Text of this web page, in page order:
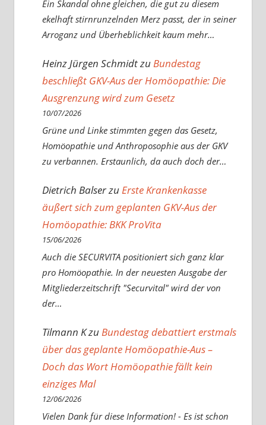
Ein Skandal ohne gleichen, die gut zu diesem
ekelhaft stirnrunzelnden Merz passt, der in seiner
Arroganz und Überheblichkeit kaum mehr…
Heinz Jürgen SchmidtzuBundestag
beschließt GKV-Aus der Homöopathie: Die
Ausgrenzung wird zum Gesetz
10/07/2026
Grüne und Linke stimmten gegen das Gesetz,
Homöopathie und Anthroposophie aus der GKV
zu verbannen. Erstaunlich, da auch doch der…
Dietrich BalserzuErste Krankenkasse
äußert sich zum geplanten GKV-Aus der
Homöopathie: BKK ProVita
15/06/2026
Auch die SECURVITA positioniert sich ganz klar
pro Homöopathie. In der neuesten Ausgabe der
Mitgliederzeitschrift "Securvital" wird der von
der…
Tilmann KzuBundestag debattiert erstmals
über das geplante Homöopathie-Aus –
Doch das Wort Homöopathie fällt kein
einziges Mal
12/06/2026
Vielen Dank für diese Information! - Es ist schon